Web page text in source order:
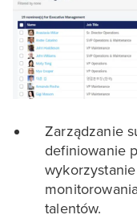
Zarządzanie
definiowanie
talentów.